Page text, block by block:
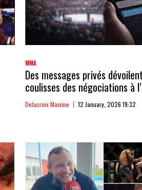
MMA
Des messages privés
coulisses des négociations à
Delacroix Maxime 12 January, 2026 19:32